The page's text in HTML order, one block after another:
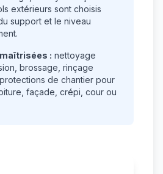
extérieurs sont choisis
support et le niveau
: nettoyage
brossage, rinçage
de chantier pour
façade, crépi, cour ou